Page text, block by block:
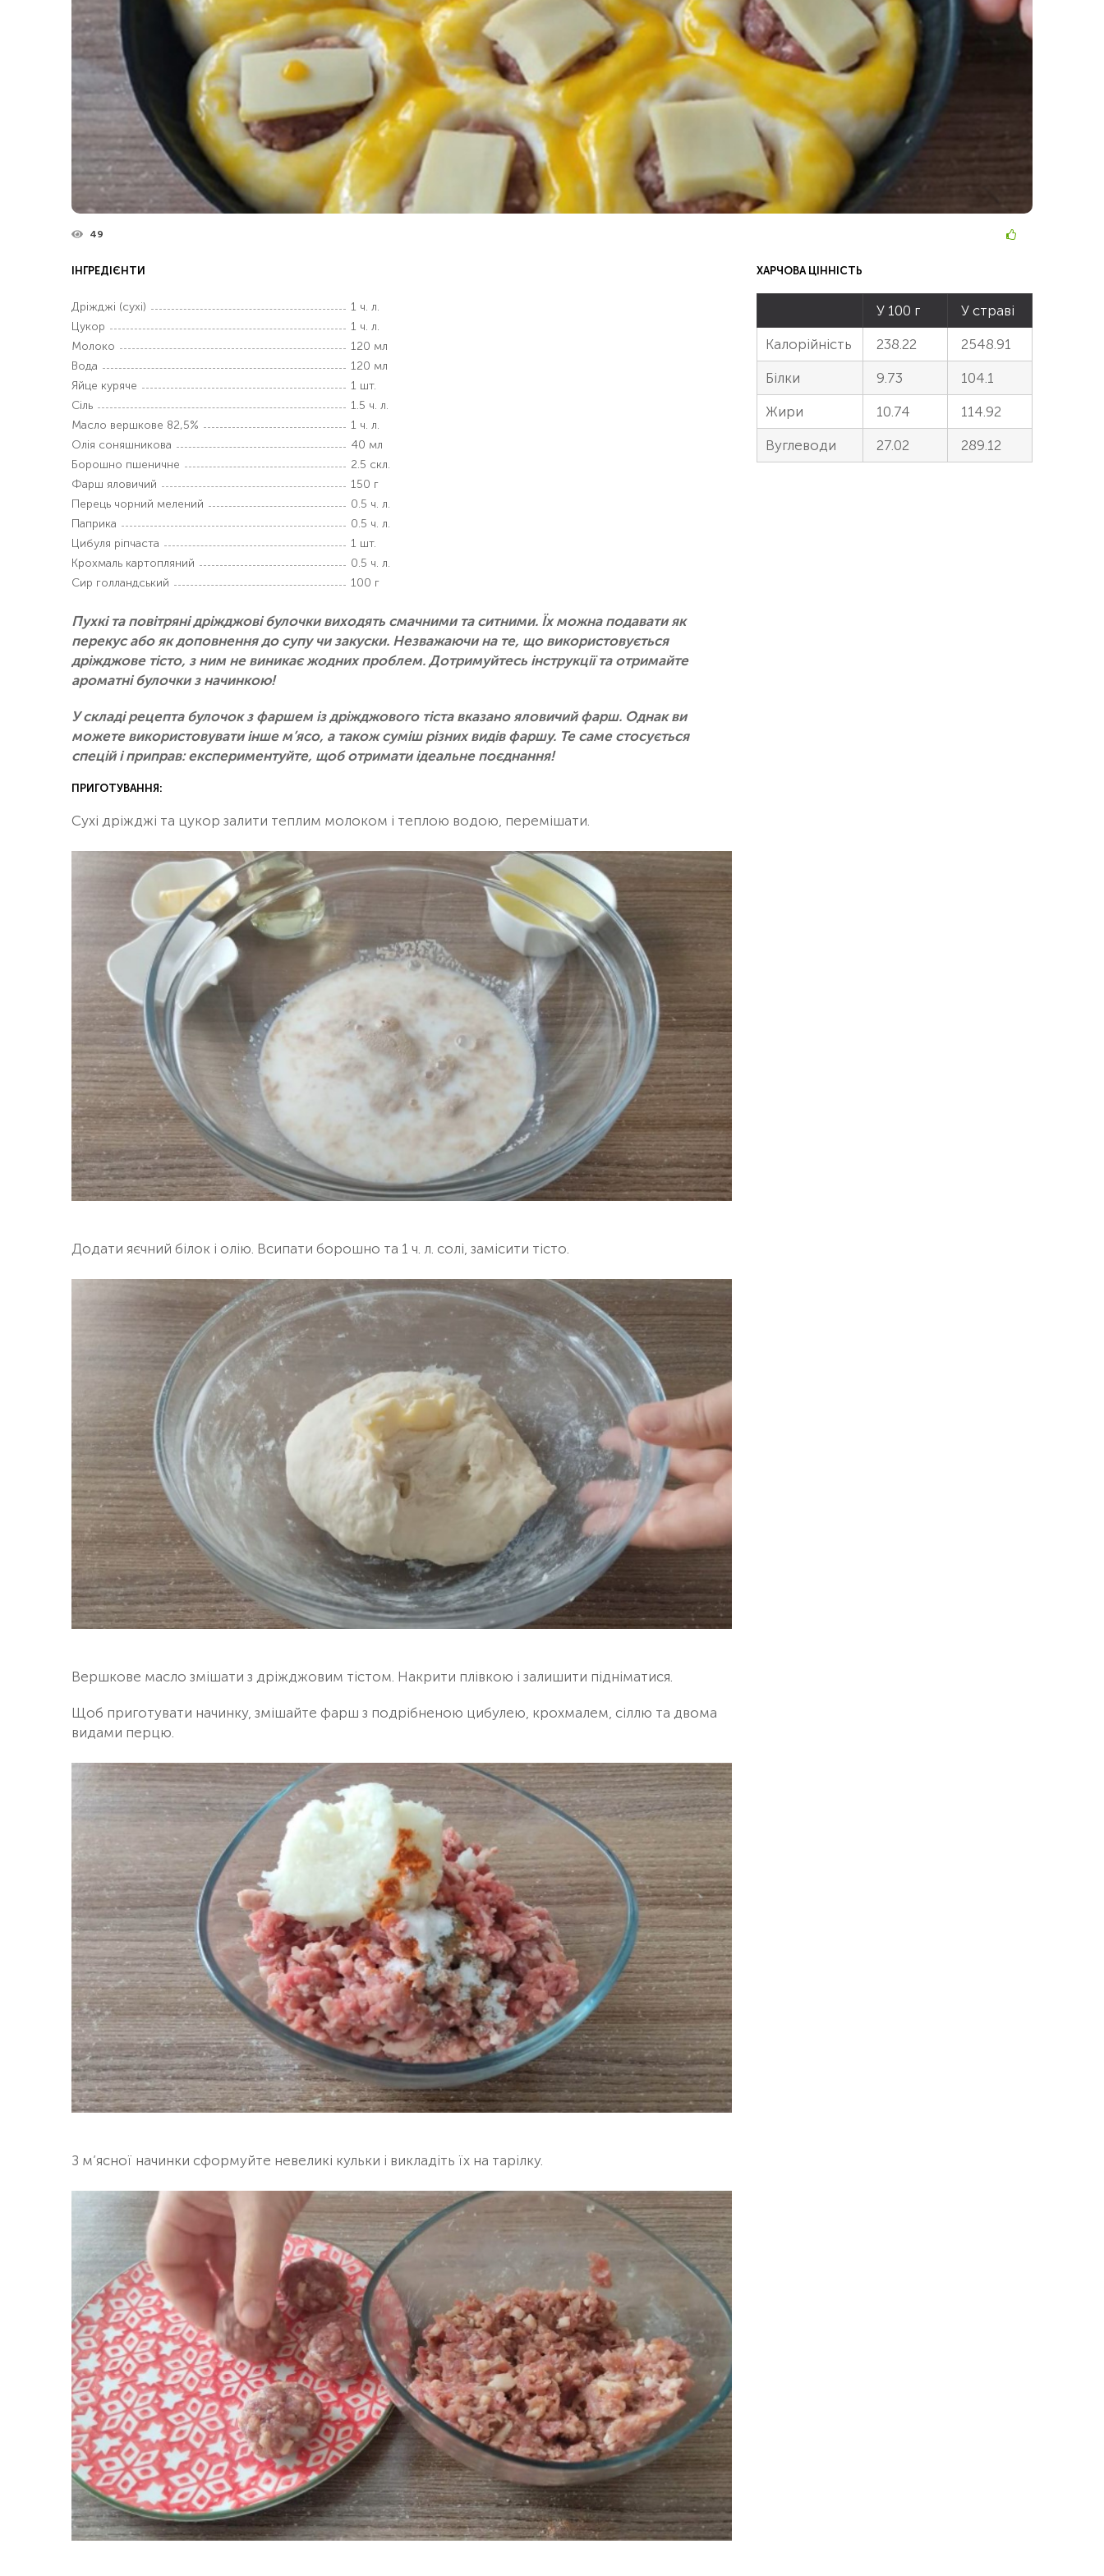
49
ІНГРЕДІЄНТИ
Дріжджі (сухі)
1 ч. л.
Цукор
1 ч. л.
Молоко
120 мл
Вода
120 мл
Яйце куряче
1 шт.
Сіль
1.5 ч. л.
Масло вершкове 82,5%
1 ч. л.
Олія соняшникова
40 мл
Борошно пшеничне
2.5 скл.
Фарш яловичий
150 г
Перець чорний мелений
0.5 ч. л.
Паприка
0.5 ч. л.
Цибуля ріпчаста
1 шт.
Крохмаль картопляний
0.5 ч. л.
Сир голландський
100 г
Пухкі та повітряні дріжджові булочки виходять смачними та ситними. Їх можна подавати як
перекус або як доповнення до супу чи закуски. Незважаючи на те, що використовується
дріжджове тісто, з ним не виникає жодних проблем. Дотримуйтесь інструкції та отримайте
ароматні булочки з начинкою!
У складі рецепта булочок з фаршем із дріжджового тіста вказано яловичий фарш. Однак ви
можете використовувати інше м’ясо, а також суміш різних видів фаршу. Те саме стосується
спецій і приправ: експериментуйте, щоб отримати ідеальне поєднання!
ПРИГОТУВАННЯ:
Сухі дріжджі та цукор залити теплим молоком і теплою водою, перемішати.
Додати яєчний білок і олію. Всипати борошно та 1 ч. л. солі, замісити тісто.
Вершкове масло змішати з дріжджовим тістом. Накрити плівкою і залишити підніматися.
Щоб приготувати начинку, змішайте фарш з подрібненою цибулею, крохмалем, сіллю та двома
видами перцю.
З м’ясної начинки сформуйте невеликі кульки і викладіть їх на тарілку.
ХАРЧОВА ЦІННІСТЬ
У 100 г У страві
Калорійність 238.22 2548.91
Білки 9.73 104.1
Жири 10.74 114.92
Вуглеводи 27.02 289.12